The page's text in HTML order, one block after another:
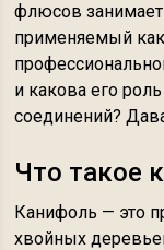
флюсов
применяемый
и какова его
соединений?
Что такое
Канифоль — это
хвойных